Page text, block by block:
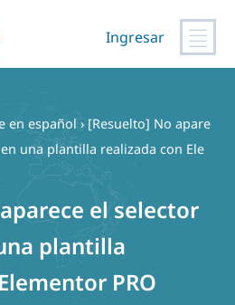
Ingresar
en español › [Resuelto] No apare
una plantilla realizada con Ele
el selector
plantilla
PRO